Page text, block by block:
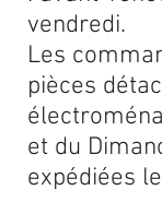
vendredi.
Les
pièces
et du
expédiées